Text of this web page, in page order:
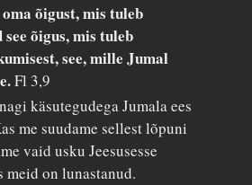
õigust, mis tuleb
see õigus, mis tuleb
see, mille Jumal
Fl 3,9
käsutegudega Jumala ees
me suudame sellest lõpuni
vaid usku Jeesusesse
meid on lunastanud.